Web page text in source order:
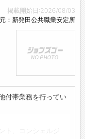
掲載開始日:2026/08/03
：新発田公共職業安定所
付帯業務を行ってい